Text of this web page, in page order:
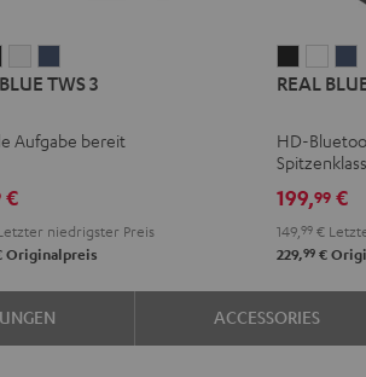
BLUE
3
Black
BLUE
3
BLUE
3
TWS 3
Aufgabe bereit
€
niedrigster Preis
Originalpreis
BLUE
3
Night
Black
3
Pearl
White
3
REAL
HD-
199,99 €
149,99 €
229,99 €
ACCESSORIES